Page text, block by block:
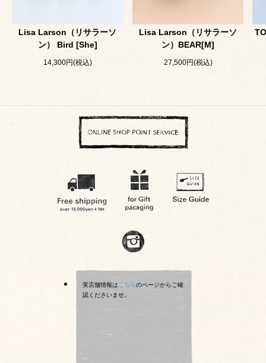
Lisa Larson（リサラーソ
ン） Bird [She]
14,300円(税込)
Lisa Larson（リサラーソ
ン）BEAR[M]
27,500円(税込)
実店舗情報はこちらのページからご確
認くださいませ。